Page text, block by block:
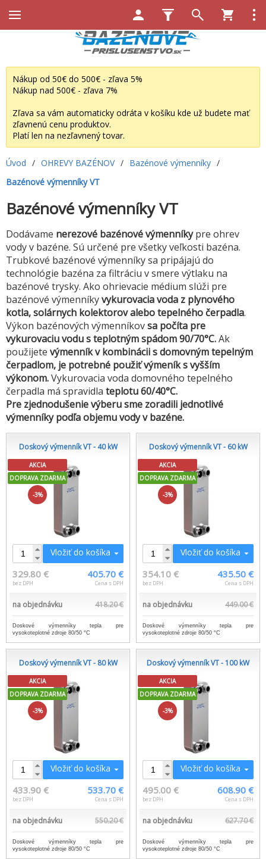
Nákup od 50€ do 500€ - zľava 5%
Nákup nad 500€ - zľava 7%
Zľava sa vám automaticky odráta v košíku kde už budete mať
zľavnenú cenu produktov.
Platí len na nezľavnený tovar.
Úvod / OHREVY BAZÉNOV / Bazénové výmenníky /
Bazénové výmenníky VT
Bazénové výmenníky VT
Dodávame nerezové bazénové výmenníkypre ohrev
vody v bazéne. Sú určené pre všetky veľkosti bazéna.
Trubkové bazénové výmenníky sa pripájajú do
technológie bazéna za filtráciu v smere výtlaku na
bazénové trysky. Ako ohrievacie médium slúži pre
bazénové výmenníkyvykurovacia voda z plynového
kotla,solárnych kolektorov alebo tepelného čerpadla.
Výkon bazénových výmenníkovsa počíta pre
vykurovaciu vodu s teplotným spádom 90/70°C.Ak
použijete výmenník v kombinácii s domovným tepelným
čerpadlom, je potrebné použiť výmeník s vyšším
výkonom.Vykurovacia voda domovného tepelného
čerpadla má spravidla teplotu 60/40°C.
Pre zjednodušenie výberu sme zoradili jednotlivé
výmenníky podľa objemu vody v bazéne.
Doskový výmenník VT - 40 kW
AKCIA
DOPRAVA ZDARMA
-3%
Vložiť do košíka
329.80 €
bez DPH
405.70 €
Cena s DPH
na objednávku 418.20 €
Doskové výmenníky tepla pre
vysokoteplotné zdroje 80/50 °C
Doskový výmenník VT - 60 kW
AKCIA
DOPRAVA ZDARMA
-3%
Vložiť do košíka
354.10 €
bez DPH
435.50 €
Cena s DPH
na objednávku 449.00 €
Doskové výmenníky tepla pre
vysokoteplotné zdroje 80/50 °C
Doskový výmenník VT - 80 kW
AKCIA
DOPRAVA ZDARMA
-3%
Vložiť do košíka
433.90 €
bez DPH
533.70 €
Cena s DPH
na objednávku 550.20 €
Doskové výmenníky tepla pre
vysokoteplotné zdroje 80/50 °C
Doskový výmenník VT - 100 kW
AKCIA
DOPRAVA ZDARMA
-3%
Vložiť do košíka
495.00 €
bez DPH
608.90 €
Cena s DPH
na objednávku 627.70 €
Doskové výmenníky tepla pre
vysokoteplotné zdroje 80/50 °C